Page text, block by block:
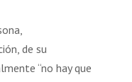
de su
“no hay que